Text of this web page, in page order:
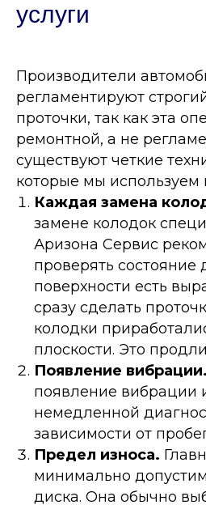
услуги
Производители
регламентируют
проточки, так как эта
ремонтной, а не
существуют четкие
которые мы используем
Каждая замена
замене колодок
Аризона Сервис
проверять состояние
поверхности есть
сразу сделать
колодки
плоскости. Это
Появление вибрации.
появление вибрации
немедленной
зависимости от
Предел износа.
минимально
диска. Она обычно